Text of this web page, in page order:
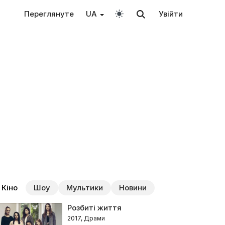
Переглянуте UA Увійти
Кіно Шоу Мультики Новини
Розбиті життя
2017, Драми